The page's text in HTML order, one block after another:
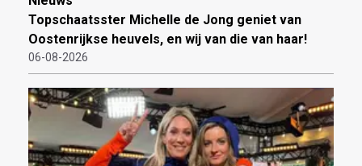
Topschaatsster Michelle de Jong geniet van
Oostenrijkse heuvels, en wij van die van haar!
06-08-2026